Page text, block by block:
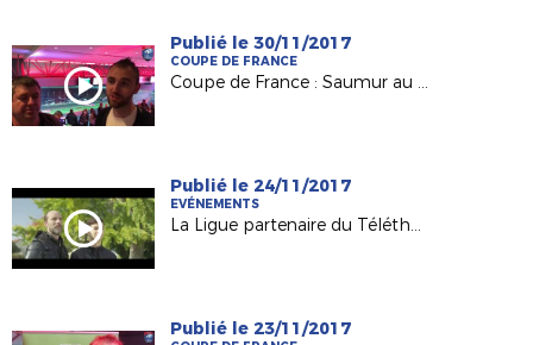
Publié le 30/11/2017
COUPE DE FRANCE
Coupe de France : Saumur au défi du Vannes OC
Publié le 24/11/2017
EVÉNEMENTS
La Ligue partenaire du Téléthon 2017 !
Publié le 23/11/2017